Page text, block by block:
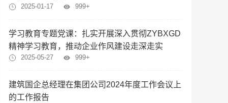
2025-01-17 999+
学习教育专题党课：扎实开展深入贯彻ZYBXGD
精神学习教育，推动企业作风建设走深走实
2025-05-27 999+
建筑国企总经理在集团公司2024年度工作会议上
的工作报告